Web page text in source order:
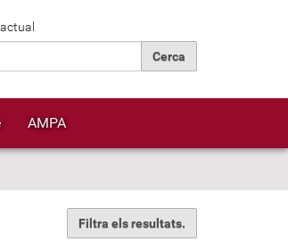
AMPA
Filtra els resultats.